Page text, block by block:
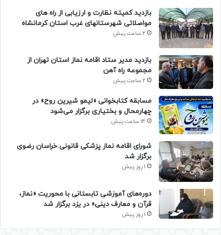
بازدید کمیته نظارت و ارزیابی از راه های
مواصلاتی شهرستانهای غرب استان کرمانشاه
2 ساعت پیش
بازدید مدیر ستاد اقامه نماز استان تهران از
مجموعه راه آهن
2 ساعت پیش
مسابقه کتابخوانی «لیمو شیرین روح» در
چهارمحال و بختیاری برگزار می‌شود
14 ساعت پیش
شورای اقامه نماز پزشکی قانونی خراسان رضوی
برگزار شد
1 روز پیش
دوره‌های آموزشی تابستانی با محوریت «نماز،
قرآن و معارف دینی» در یزد برگزار شد
1 روز پیش